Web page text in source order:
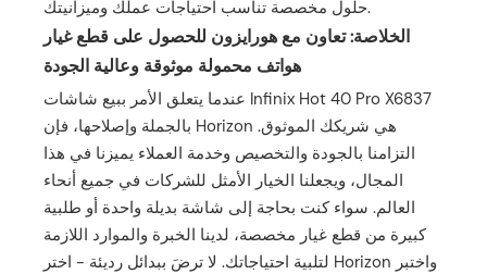
حلول مخصصة تناسب احتياجات عملك وميزانيتك.
الخلاصة: تعاون مع هورايزون للحصول على قطع غيار
هواتف محمولة موثوقة وعالية الجودة
عندما يتعلق الأمر ببيع شاشات Infinix Hot 40 Pro X6837
بالجملة وإصلاحها، فإن Horizon هي شريكك الموثوق.
التزامنا بالجودة والتخصيص وخدمة العملاء يميزنا في هذا
المجال، ويجعلنا الخيار الأمثل للشركات في جميع أنحاء
العالم. سواء كنت بحاجة إلى شاشة بديلة واحدة أو طلبية
كبيرة من قطع غيار مخصصة، لدينا الخبرة والموارد اللازمة
لتلبية احتياجاتك. لا ترضَ ببدائل رديئة - اختر Horizon واختبر